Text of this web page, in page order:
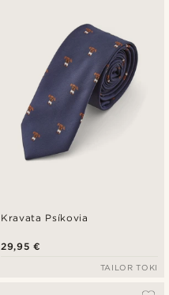
Kravata Psíkovia
29,95 €
TAILOR TOKI